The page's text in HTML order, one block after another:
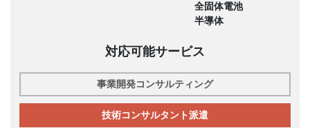
全固体電池
半導体
対応可能サービス
事業開発コンサルティング
技術コンサルタント派遣